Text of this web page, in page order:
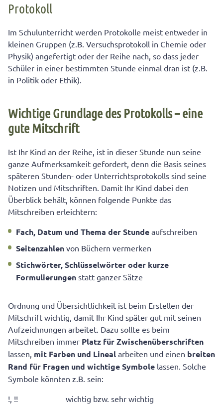
Wichtige Grundlage des Protokolls – eine gute
Unser Rat: Unbedingt Nachfragen und Vergewissern
Verschiedene Arten von Protokollen
Gliederung des Unterrichtsprotokolls
Nicht vergessen: Zusätzliches Material
Sprachliche Gestaltung des Unterrichtsprotokolls
Unterrichtsprotokolls
Beispiel für ein Unterrichtsprotokoll
Protokoll
Im Schulunterricht werden Protokolle meist entweder in
kleinen Gruppen (z.B. Versuchsprotokoll in Chemie oder
Physik) angefertigt oder der Reihe nach, so dass jeder
Schüler in einer bestimmten Stunde einmal dran ist (z.B.
in Politik oder Ethik).
Wichtige Grundlage des Protokolls – eine
gute Mitschrift
Ist Ihr Kind an der Reihe, ist in dieser Stunde nun seine
ganze Aufmerksamkeit gefordert, denn die Basis seines
späteren Stunden- oder Unterrichtsprotokolls sind seine
Notizen und Mitschriften. Damit Ihr Kind dabei den
Überblick behält, können folgende Punkte das
Mitschreiben erleichtern:
Fach, Datum und Thema der Stunde aufschreiben
Seitenzahlen von Büchern vermerken
Stichwörter, Schlüsselwörter oder kurze
Formulierungen statt ganzer Sätze
Ordnung und Übersichtlichkeit ist beim Erstellen der
Mitschrift wichtig, damit Ihr Kind später gut mit seinen
Aufzeichnungen arbeitet. Dazu sollte es beim
Mitschreiben immer Platz für Zwischenüberschriften
lassen, mit Farben und Lineal arbeiten und einen breiten
Rand für Fragen und wichtige Symbole lassen. Solche
Symbole könnten z.B. sein:
!, !! wichtig bzw. sehr wichtig